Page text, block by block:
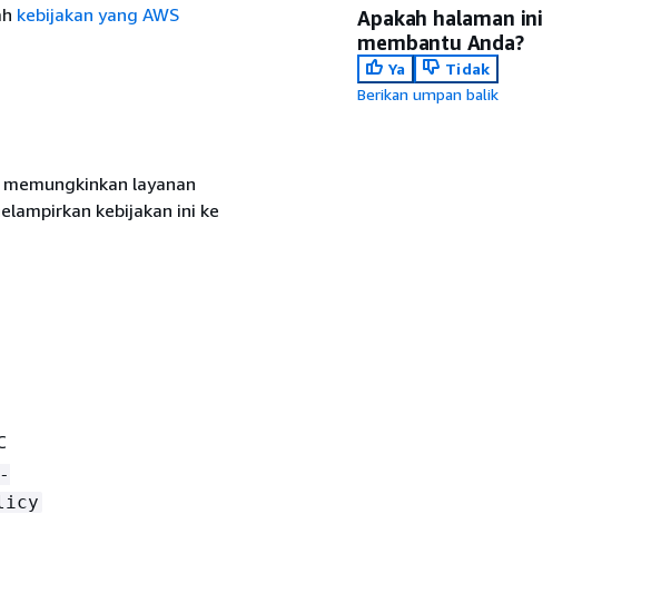
kebijakan yang AWS
layanan
kebijakan ini ke
Apakah halaman ini
membantu Anda?
Ya
Tidak
Berikan umpan balik